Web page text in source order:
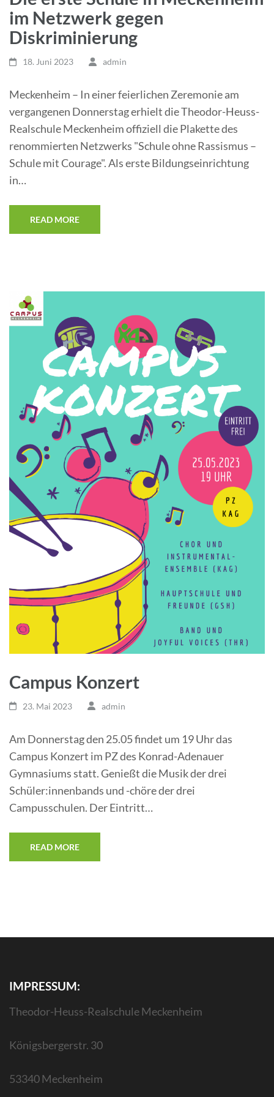
im Netzwerk gegen
Diskriminierung
18. Juni 2023 admin
Meckenheim – In einer feierlichen Zeremonie am
vergangenen Donnerstag erhielt die Theodor-Heuss-
Realschule Meckenheim offiziell die Plakette des
renommierten Netzwerks "Schule ohne Rassismus –
Schule mit Courage". Als erste Bildungseinrichtung
in…
READ MORE
Campus Konzert
23. Mai 2023 admin
Am Donnerstag den 25.05 findet um 19 Uhr das
Campus Konzert im PZ des Konrad-Adenauer
Gymnasiums statt. Genießt die Musik der drei
Schüler:innenbands und -chöre der drei
Campusschulen. Der Eintritt…
READ MORE
IMPRESSUM:
Theodor-Heuss-Realschule Meckenheim
Königsbergerstr. 30
53340 Meckenheim